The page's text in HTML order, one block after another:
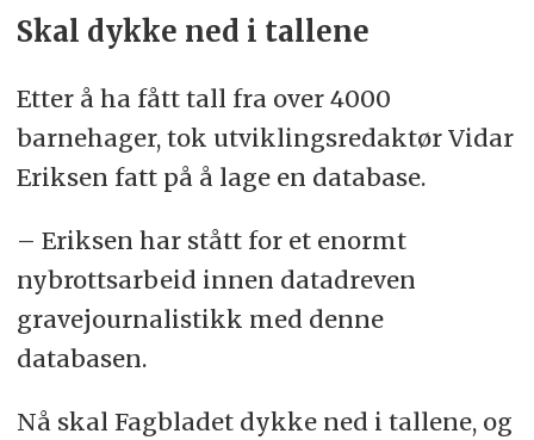
Skal dykke ned i tallene
Etter å ha fått tall fra over 4000
barnehager, tok utviklingsredaktør Vidar
Eriksen fatt på å lage en database.
– Eriksen har stått for et enormt
nybrottsarbeid innen datadreven
gravejournalistikk med denne
databasen.
Nå skal Fagbladet dykke ned i tallene, og